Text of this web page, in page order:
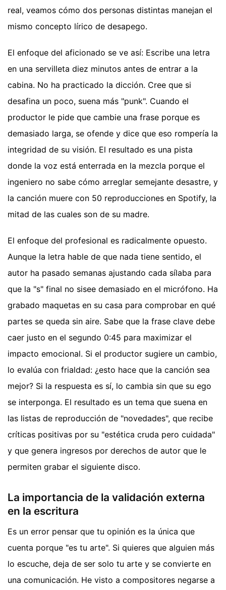
real, veamos cómo dos personas distintas manejan el
mismo concepto lírico de desapego.
El enfoque del aficionado se ve así: Escribe una letra
en una servilleta diez minutos antes de entrar a la
cabina. No ha practicado la dicción. Cree que si
desafina un poco, suena más "punk". Cuando el
productor le pide que cambie una frase porque es
demasiado larga, se ofende y dice que eso rompería la
integridad de su visión. El resultado es una pista
donde la voz está enterrada en la mezcla porque el
ingeniero no sabe cómo arreglar semejante desastre, y
la canción muere con 50 reproducciones en Spotify, la
mitad de las cuales son de su madre.
El enfoque del profesional es radicalmente opuesto.
Aunque la letra hable de que nada tiene sentido, el
autor ha pasado semanas ajustando cada sílaba para
que la "s" final no sisee demasiado en el micrófono. Ha
grabado maquetas en su casa para comprobar en qué
partes se queda sin aire. Sabe que la frase clave debe
caer justo en el segundo 0:45 para maximizar el
impacto emocional. Si el productor sugiere un cambio,
lo evalúa con frialdad: ¿esto hace que la canción sea
mejor? Si la respuesta es sí, lo cambia sin que su ego
se interponga. El resultado es un tema que suena en
las listas de reproducción de "novedades", que recibe
críticas positivas por su "estética cruda pero cuidada"
y que genera ingresos por derechos de autor que le
permiten grabar el siguiente disco.
La importancia de la validación externa
en la escritura
Es un error pensar que tu opinión es la única que
cuenta porque "es tu arte". Si quieres que alguien más
lo escuche, deja de ser solo tu arte y se convierte en
una comunicación. He visto a compositores negarse a